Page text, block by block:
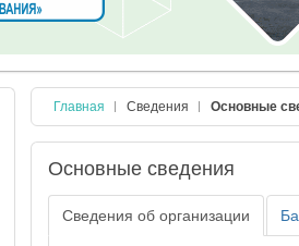
Главная Сведения Основные
Основные сведения
Сведения об организации